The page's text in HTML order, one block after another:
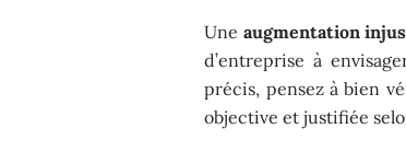
Une augmentation
d’entreprise à
précis, pensez à bien
objective et justifiée